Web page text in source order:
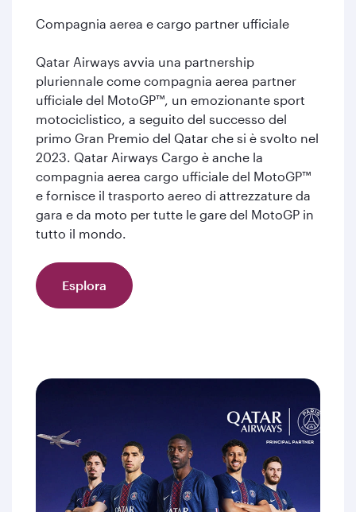
Compagnia aerea e cargo partner ufficiale
Qatar Airways avvia una partnership
pluriennale come compagnia aerea partner
ufficiale del MotoGP™, un emozionante sport
motociclistico, a seguito del successo del
primo Gran Premio del Qatar che si è svolto nel
2023. Qatar Airways Cargo è anche la
compagnia aerea cargo ufficiale del MotoGP™
e fornisce il trasporto aereo di attrezzature da
gara e da moto per tutte le gare del MotoGP in
tutto il mondo.
Esplora